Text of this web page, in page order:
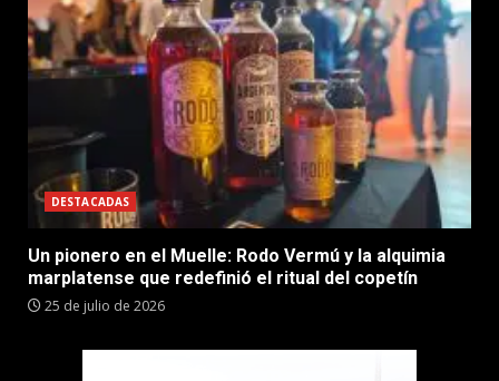
DESTACADAS
Un pionero en el Muelle: Rodo Vermú y la alquimia
marplatense que redefinió el ritual del copetín
25 de julio de 2026